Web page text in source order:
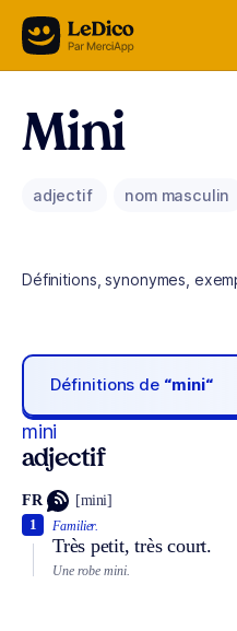
Aller au contenu
Mini
adjectif nom masculin
Définitions, synonymes,
Définitions de “mini“
mini
adjectif
FR [mini]
Familier.
Très petit, très court.
1
Une robe mini.